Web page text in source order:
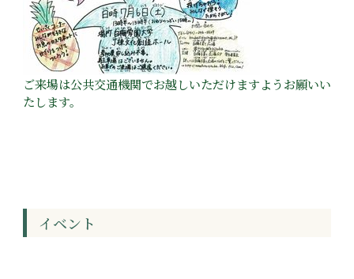
ご来場は公共交通機関でお越しいただけますようお願いい
たします。
イベント